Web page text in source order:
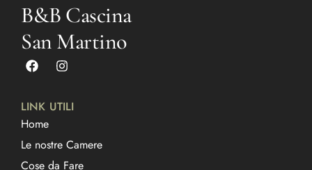
B&B Cascina
San Martino
LINK UTILI
Home
Le nostre Camere
Cose da Fare